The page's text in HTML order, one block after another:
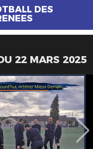
DES
22 MARS 2025